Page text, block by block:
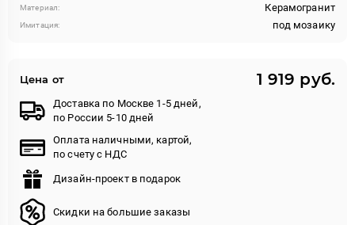
Материал: Керамогранит
Имитация: под мозаику
Цена от 1 919 руб.
Доставка по Москве 1-5 дней,
по России 5-10 дней
Оплата наличными, картой,
по счету с НДС
Дизайн-проект в подарок
Скидки на большие заказы